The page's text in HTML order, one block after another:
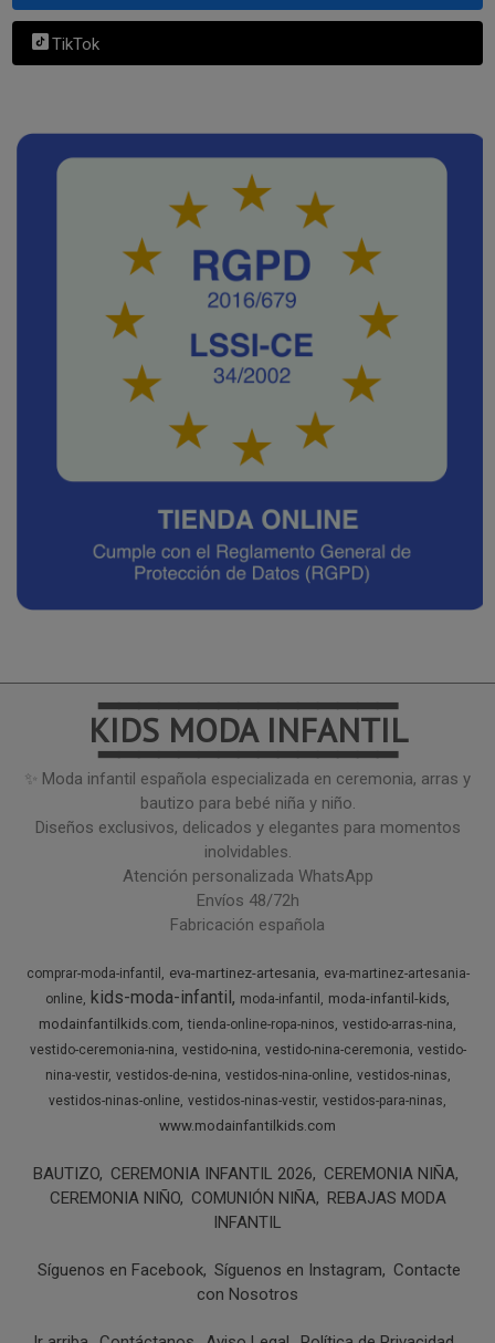
TikTok
━━━━━━━━━━━━━━━
KIDS MODA INFANTIL
━━━━━━━━━━━━━━━
✨ Moda infantil española especializada en ceremonia, arras y
bautizo para bebé niña y niño.
Diseños exclusivos, delicados y elegantes para momentos
inolvidables.
Atención personalizada WhatsApp
Envíos 48/72h
Fabricación española
comprar-moda-infantil eva-martinez-artesania
eva-martinez-artesania-
online
kids-moda-infantil moda-infantil
moda-infantil-kids
modainfantilkids.com tienda-online-ropa-ninos vestido-arras-nina
vestido-ceremonia-nina vestido-nina vestido-nina-ceremonia vestido-
nina-vestir vestidos-de-nina vestidos-nina-online vestidos-ninas
vestidos-ninas-online vestidos-ninas-vestir vestidos-para-ninas
www.modainfantilkids.com
BAUTIZO CEREMONIA INFANTIL 2026
CEREMONIA NIÑA
CEREMONIA NIÑO COMUNIÓN NIÑA REBAJAS MODA
INFANTIL
Síguenos en Facebook Síguenos en Instagram
Contacte
con Nosotros